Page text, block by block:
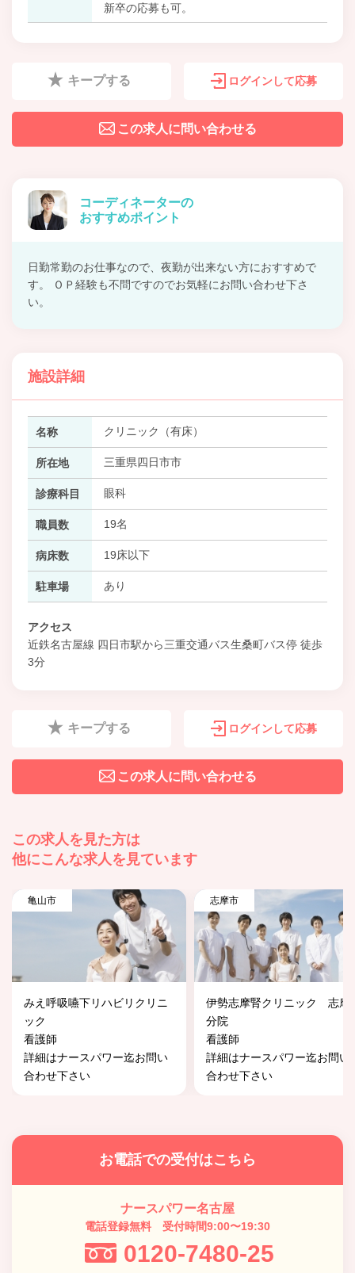
新卒の応募も可。
キープする ログインして応募
この求人に問い合わせる
コーディネーターの
おすすめポイント
日勤常勤のお仕事なので、夜勤が出来ない方におすすめで
す。 ＯＰ経験も不問ですのでお気軽にお問い合わせ下さ
い。
施設詳細
名称 クリニック（有床）
所在地 三重県四日市市
診療科目 眼科
職員数 19名
病床数 19床以下
駐車場 あり
アクセス
近鉄名古屋線 四日市駅から三重交通バス生桑町バス停 徒歩
3分
キープする ログインして応募
この求人に問い合わせる
この求人を見た方は
他にこんな求人を見ています
亀山市
みえ呼吸嚥下リハビリクリニ
ック
看護師
詳細はナースパワー迄お問い
合わせ下さい
志摩市
伊勢志摩腎クリニック 志摩
分院
看護師
詳細はナースパワー迄お問い
合わせ下さい
お電話での受付はこちら
ナースパワー名古屋
電話登録無料 受付時間9:00〜19:30
0120-7480-25